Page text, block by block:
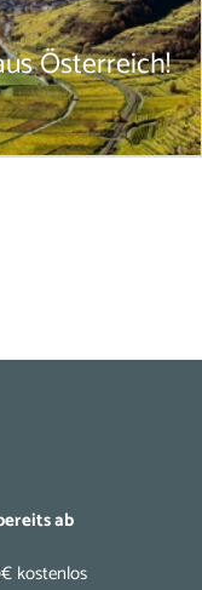
Österreich!
ab
kostenlos